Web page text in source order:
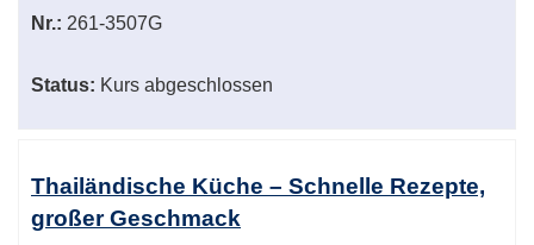
Nr.: 261-3507G
Status: Kurs abgeschlossen
Thailändische Küche – Schnelle Rezepte,
großer Geschmack